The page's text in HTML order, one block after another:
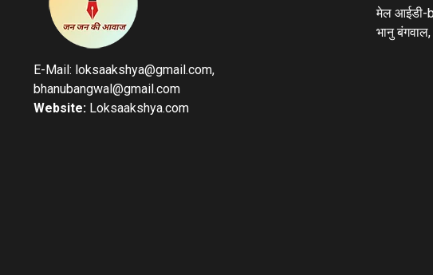
E-Mail: loksaakshya@gmail.com,
bhanubangwal@gmail.com
Website: Loksaakshya.com
मेल आईडी-
भानु